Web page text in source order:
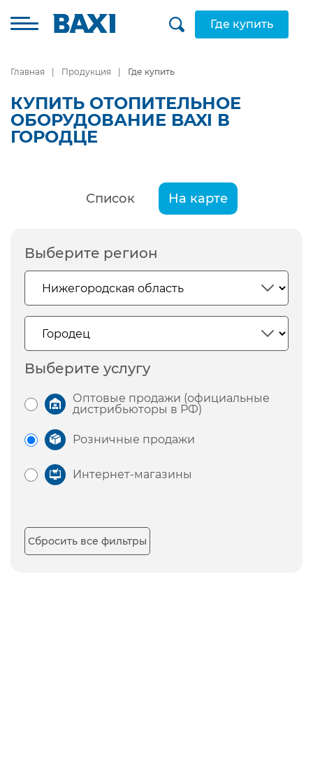
Где купить
Главная Продукция Где купить
КУПИТЬ ОТОПИТЕЛЬНОЕ
ОБОРУДОВАНИЕ BAXI В
ГОРОДЦЕ
Список На карте
Выберите регион
Выберите услугу
Оптовые продажи (официальные
дистрибьюторы в РФ)
Розничные продажи
Интернет-магазины
Сбросить все фильтры